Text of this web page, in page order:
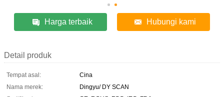
Harga terbaik Hubungi kami
Detail produk
Tempat asal:
Cina
Nama merek:
Dingyu/ DY SCAN